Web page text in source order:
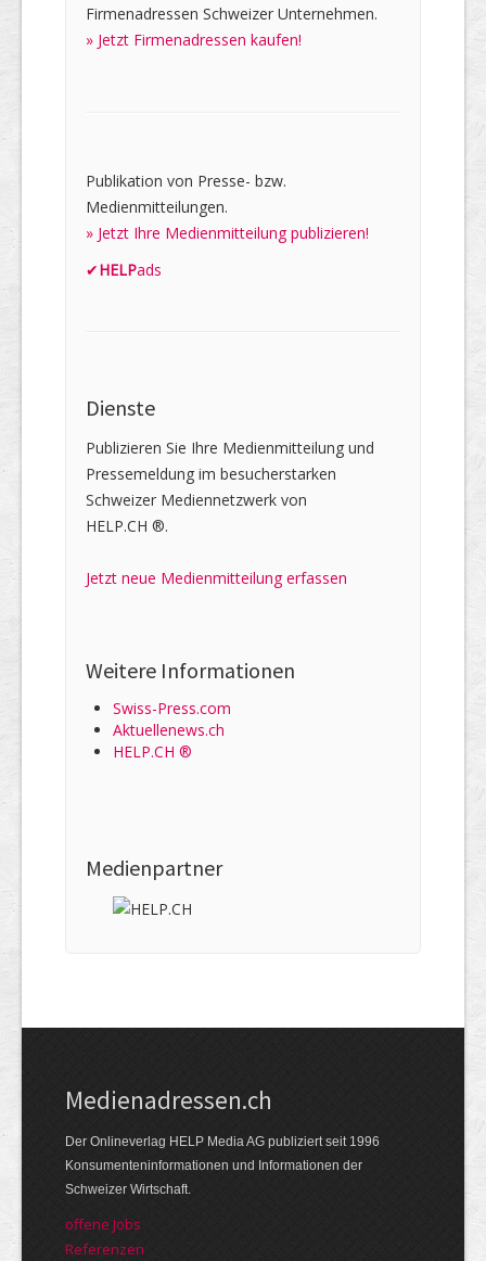
Firmenadressen Schweizer Unternehmen.
» Jetzt Firmenadressen kaufen!
Publikation von Presse- bzw.
Medienmitteilungen.
» Jetzt Ihre Medienmitteilung publizieren!
✔HELPads
Dienste
Publizieren Sie Ihre Medienmitteilung und
Pressemeldung im besucherstarken
Schweizer Mediennetzwerk von
HELP.CH ®.
Jetzt neue Medienmitteilung erfassen
Weitere Informationen
Swiss-Press.com
Aktuellenews.ch
HELP.CH ®
Medienpartner
Medienadressen.ch
Der Onlineverlag HELP Media AG publiziert seit 1996
Konsumenteninformationen und Informationen der
Schweizer Wirtschaft.
offene Jobs
Referenzen